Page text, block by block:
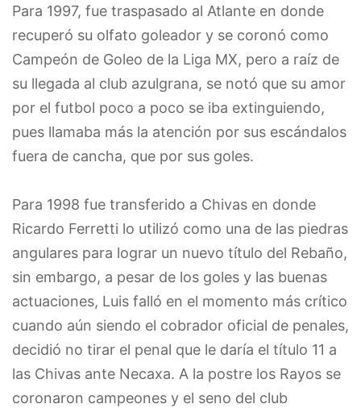
Para 1997, fue traspasado al Atlante en donde
recuperó su olfato goleador y se coronó como
Campeón de Goleo de la Liga MX, pero a raíz de
su llegada al club azulgrana, se notó que su amor
por el futbol poco a poco se iba extinguiendo,
pues llamaba más la atención por sus escándalos
fuera de cancha, que por sus goles.
Para 1998 fue transferido a Chivas en donde
Ricardo Ferretti lo utilizó como una de las piedras
angulares para lograr un nuevo título del Rebaño,
sin embargo, a pesar de los goles y las buenas
actuaciones, Luis falló en el momento más crítico
cuando aún siendo el cobrador oficial de penales,
decidió no tirar el penal que le daría el título 11 a
las Chivas ante Necaxa. A la postre los Rayos se
coronaron campeones y el seno del club